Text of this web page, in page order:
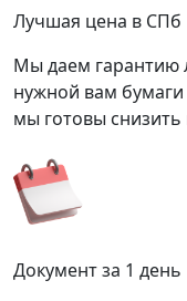
Лучшая цена в СПб
Мы даем гарантию
нужной вам
мы готовы снизить
Документ за 1 день